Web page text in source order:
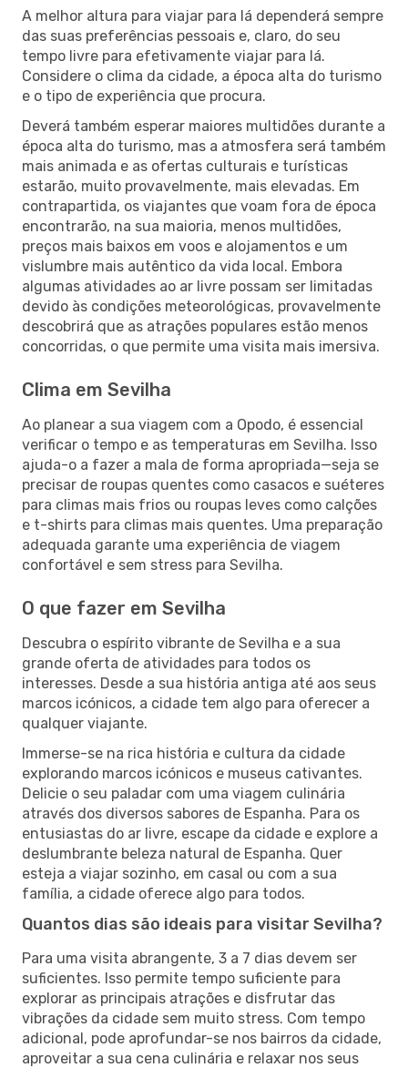
A melhor altura para viajar para lá dependerá sempre
das suas preferências pessoais e, claro, do seu
tempo livre para efetivamente viajar para lá.
Considere o clima da cidade, a época alta do turismo
e o tipo de experiência que procura.
Deverá também esperar maiores multidões durante a
época alta do turismo, mas a atmosfera será também
mais animada e as ofertas culturais e turísticas
estarão, muito provavelmente, mais elevadas. Em
contrapartida, os viajantes que voam fora de época
encontrarão, na sua maioria, menos multidões,
preços mais baixos em voos e alojamentos e um
vislumbre mais autêntico da vida local. Embora
algumas atividades ao ar livre possam ser limitadas
devido às condições meteorológicas, provavelmente
descobrirá que as atrações populares estão menos
concorridas, o que permite uma visita mais imersiva.
Clima em Sevilha
Ao planear a sua viagem com a Opodo, é essencial
verificar o tempo e as temperaturas em Sevilha. Isso
ajuda-o a fazer a mala de forma apropriada—seja se
precisar de roupas quentes como casacos e suéteres
para climas mais frios ou roupas leves como calções
e t-shirts para climas mais quentes. Uma preparação
adequada garante uma experiência de viagem
confortável e sem stress para Sevilha.
O que fazer em Sevilha
Descubra o espírito vibrante de Sevilha e a sua
grande oferta de atividades para todos os
interesses. Desde a sua história antiga até aos seus
marcos icónicos, a cidade tem algo para oferecer a
qualquer viajante.
Immerse-se na rica história e cultura da cidade
explorando marcos icónicos e museus cativantes.
Delicie o seu paladar com uma viagem culinária
através dos diversos sabores de Espanha. Para os
entusiastas do ar livre, escape da cidade e explore a
deslumbrante beleza natural de Espanha. Quer
esteja a viajar sozinho, em casal ou com a sua
família, a cidade oferece algo para todos.
Quantos dias são ideais para visitar Sevilha?
Para uma visita abrangente, 3 a 7 dias devem ser
suficientes. Isso permite tempo suficiente para
explorar as principais atrações e disfrutar das
vibrações da cidade sem muito stress. Com tempo
adicional, pode aprofundar-se nos bairros da cidade,
aproveitar a sua cena culinária e relaxar nos seus